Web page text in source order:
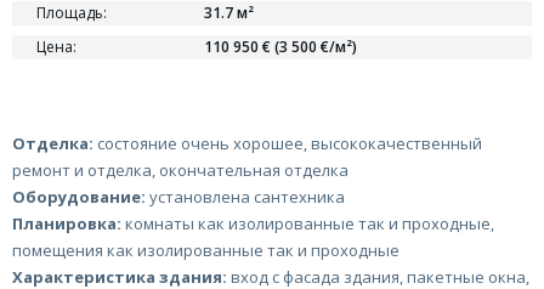
Площадь:
31.7 м²
Цена:
110 950 € (3 500 €/м²)
Отделка: состояние очень хорошее, высококачественный
ремонт и отделка, окончательная отделка
Оборудование: установлена сантехника
Планировка: комнаты как изолированные так и проходные,
помещения как изолированные так и проходные
Характеристика здания: вход с фасада здания, пакетные окна,